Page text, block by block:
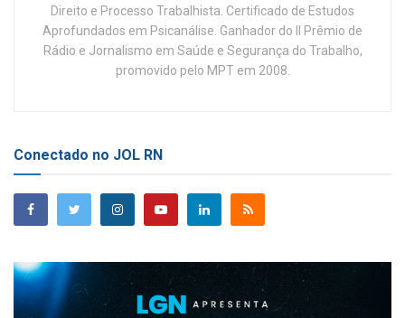
Direito e Processo Trabalhista. Certificado de Estudos
Aprofundados em Psicanálise. Ganhador do II Prêmio de
Rádio e Jornalismo em Saúde e Segurança do Trabalho,
promovido pelo MPT em 2008.
Conectado no JOL RN